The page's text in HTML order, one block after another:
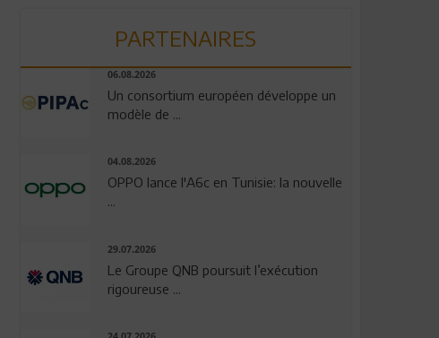
PARTENAIRES
06.08.2026
Un consortium européen développe un
modèle de ...
04.08.2026
OPPO lance l'A6c en Tunisie: la nouvelle
...
29.07.2026
Le Groupe QNB poursuit l’exécution
rigoureuse ...